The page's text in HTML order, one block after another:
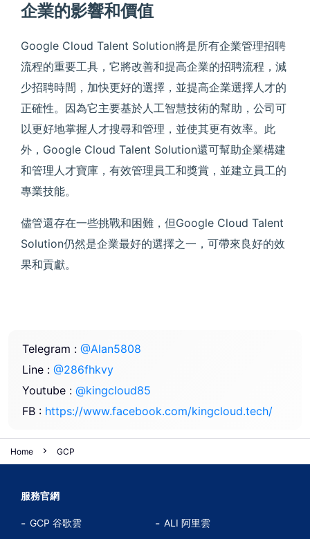
企業的影響和價值
Google Cloud Talent Solution將是所有企業管理招聘
流程的重要工具，它將改善和提高企業的招聘流程，減
少招聘時間，加快更好的選擇，並提高企業選擇人才的
正確性。因為它主要基於人工智慧技術的幫助，公司可
以更好地掌握人才搜尋和管理，並使其更有效率。此
外，Google Cloud Talent Solution還可幫助企業構建
和管理人才寶庫，有效管理員工和獎賞，並建立員工的
專業技能。
儘管還存在一些挑戰和困難，但Google Cloud Talent
Solution仍然是企業最好的選擇之一，可帶來良好的效
果和貢獻。
Telegram : @Alan5808
Line : @286fhkvy
Youtube : @kingcloud85
FB : https://www.facebook.com/kingcloud.tech/
Home GCP
服務官網
GCP 谷歌雲 ALI 阿里雲